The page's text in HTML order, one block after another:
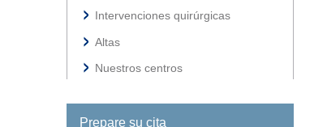
Intervenciones quirúrgicas
Altas
Nuestros centros
Prepare su cita